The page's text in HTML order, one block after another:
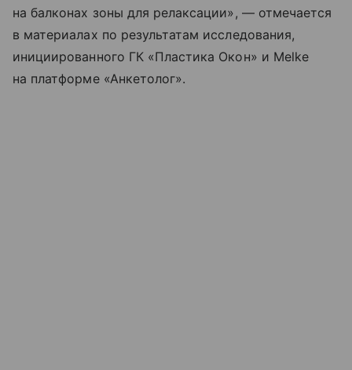
на балконах зоны для релаксации», — отмечается
в материалах по результатам исследования,
инициированного ГК «Пластика Окон» и Melke
на платформе «Анкетолог».